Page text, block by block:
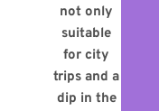
not only
suitable
for city
trips and a
dip in the